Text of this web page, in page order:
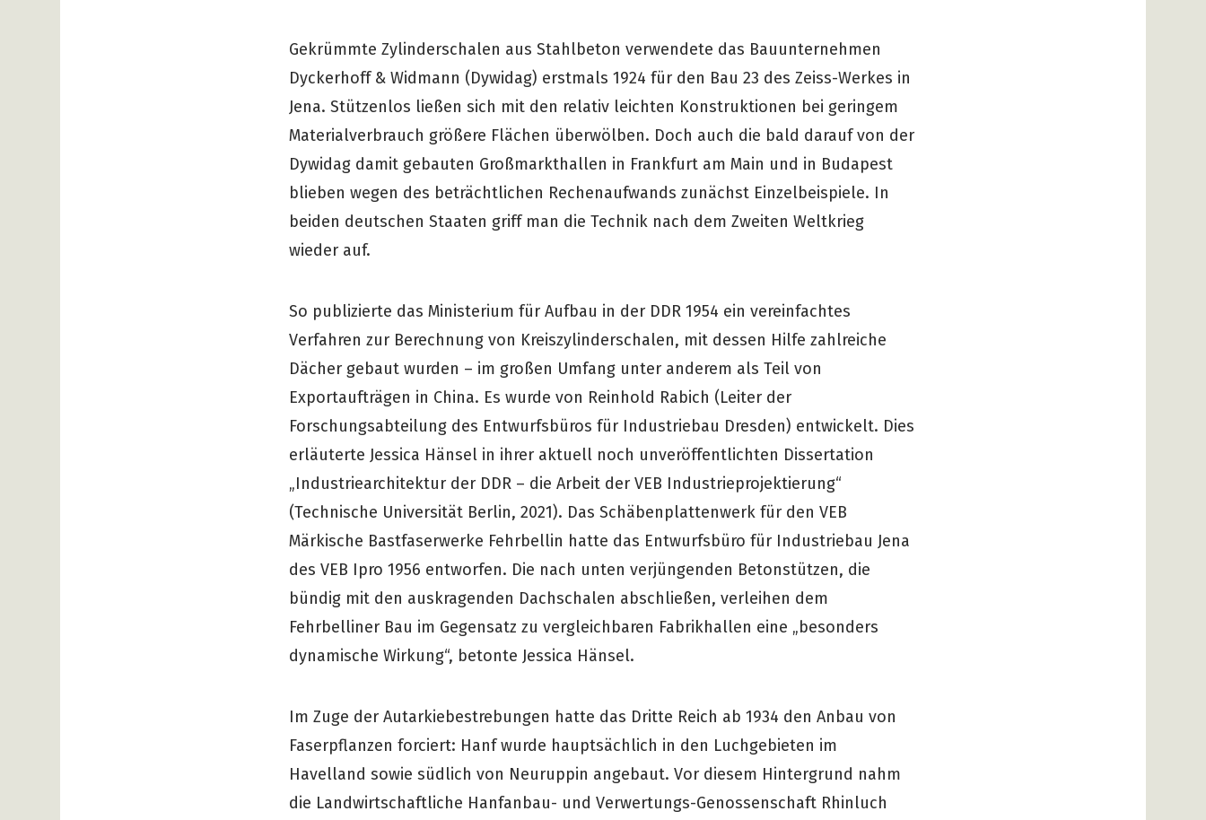
Gekrümmte Zylinderschalen aus Stahlbeton verwendete das Bauunternehmen
Dyckerhoff & Widmann (Dywidag) erstmals 1924 für den Bau 23 des Zeiss-Werkes in
Jena. Stützenlos ließen sich mit den relativ leichten Konstruktionen bei geringem
Materialverbrauch größere Flächen überwölben. Doch auch die bald darauf von der
Dywidag damit gebauten Großmarkthallen in Frankfurt am Main und in Budapest
blieben wegen des beträchtlichen Rechenaufwands zunächst Einzelbeispiele. In
beiden deutschen Staaten griff man die Technik nach dem Zweiten Weltkrieg
wieder auf.
So publizierte das Ministerium für Aufbau in der DDR 1954 ein vereinfachtes
Verfahren zur Berechnung von Kreiszylinderschalen, mit dessen Hilfe zahlreiche
Dächer gebaut wurden – im großen Umfang unter anderem als Teil von
Exportaufträgen in China. Es wurde von Reinhold Rabich (Leiter der
Forschungsabteilung des Entwurfsbüros für Industriebau Dresden) entwickelt. Dies
erläuterte Jessica Hänsel in ihrer aktuell noch unveröffentlichten Dissertation
„Industriearchitektur der DDR – die Arbeit der VEB Industrieprojektierung“
(Technische Universität Berlin, 2021). Das Schäbenplattenwerk für den VEB
Märkische Bastfaserwerke Fehrbellin hatte das Entwurfsbüro für Industriebau Jena
des VEB Ipro 1956 entworfen. Die nach unten verjüngenden Betonstützen, die
bündig mit den auskragenden Dachschalen abschließen, verleihen dem
Fehrbelliner Bau im Gegensatz zu vergleichbaren Fabrikhallen eine „besonders
dynamische Wirkung“, betonte Jessica Hänsel.
Im Zuge der Autarkiebestrebungen hatte das Dritte Reich ab 1934 den Anbau von
Faserpflanzen forciert: Hanf wurde hauptsächlich in den Luchgebieten im
Havelland sowie südlich von Neuruppin angebaut. Vor diesem Hintergrund nahm
die Landwirtschaftliche Hanfanbau- und Verwertungs-Genossenschaft Rhinluch